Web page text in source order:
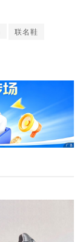
联名鞋